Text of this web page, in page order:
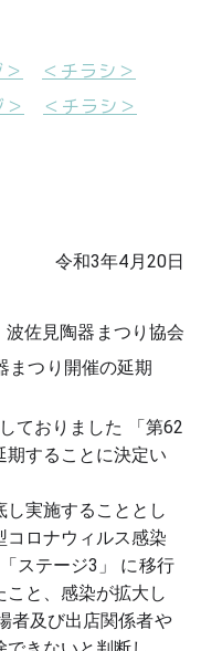
＜チラシ＞
＜チラシ＞
令和3年4月20日
波佐見陶器まつり協会
まつり 開催の延期
ておりました 「第62
することに決定い
実施することとし
コロナウィルス感染
ステージ3」 に移行
こ と、感染が拡大し
者及び出店関係者や